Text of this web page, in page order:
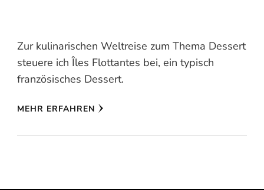
Zur kulinarischen Weltreise zum Thema Dessert
steuere ich Îles Flottantes bei, ein typisch
französisches Dessert.
MEHR ERFAHREN